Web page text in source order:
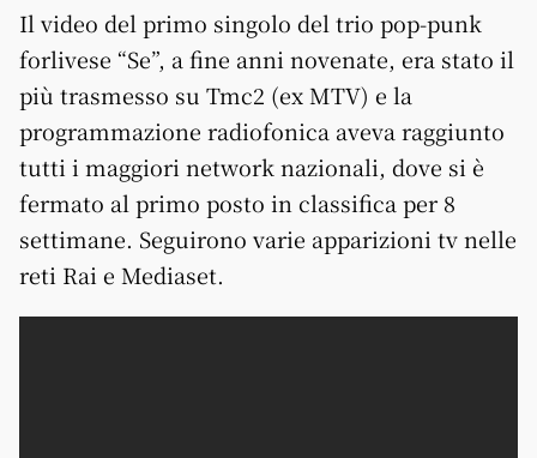
Il video del primo singolo del trio pop-punk
forlivese “Se”, a fine anni novenate, era stato il
più trasmesso su Tmc2 (ex MTV) e la
programmazione radiofonica aveva raggiunto
tutti i maggiori network nazionali, dove si è
fermato al primo posto in classifica per 8
settimane. Seguirono varie apparizioni tv nelle
reti Rai e Mediaset.